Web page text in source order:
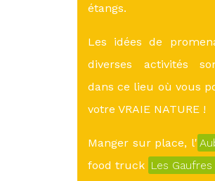
étangs.
Les idées de
diverses activités
dans ce lieu où vous
votre VRAIE NATURE !
Manger sur place, l'
food truck Les